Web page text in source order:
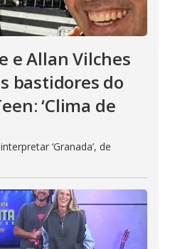
e Allan Vilches
bastidores do
‘Clima de
‘Granada’, de